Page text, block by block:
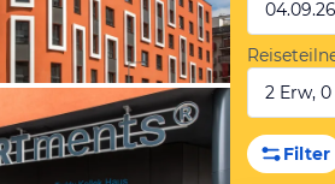
Februar 2019
2 Erw, 0
Filter